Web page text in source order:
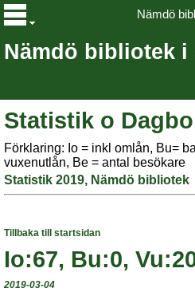
Nämdö bibliotek i
Nämdö
Statistik o
Förklaring: Io = inkl omlån, Bu=
vuxenutlån, Be = antal besökare
Statistik 2019, Nämdö bibliotek
Tillbaka till startsidan
Io:67, Bu:0,
2019-03-04